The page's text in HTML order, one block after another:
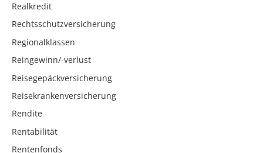
Realkredit
Rechtsschutzversicherung
Regionalklassen
Reingewinn/-verlust
Reisegepäckversicherung
Reisekrankenversicherung
Rendite
Rentabilität
Rentenfonds